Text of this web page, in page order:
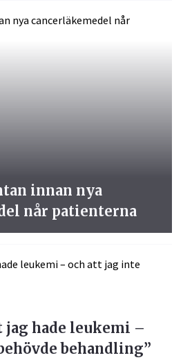
innan nya
når patienterna
jag hade leukemi –
behandling”